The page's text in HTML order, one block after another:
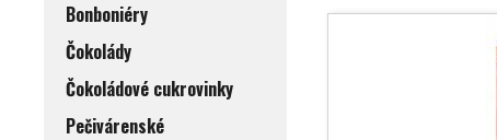
Bonboniéry
Čokolády
Čokoládové cukrovinky
Pečivárenské